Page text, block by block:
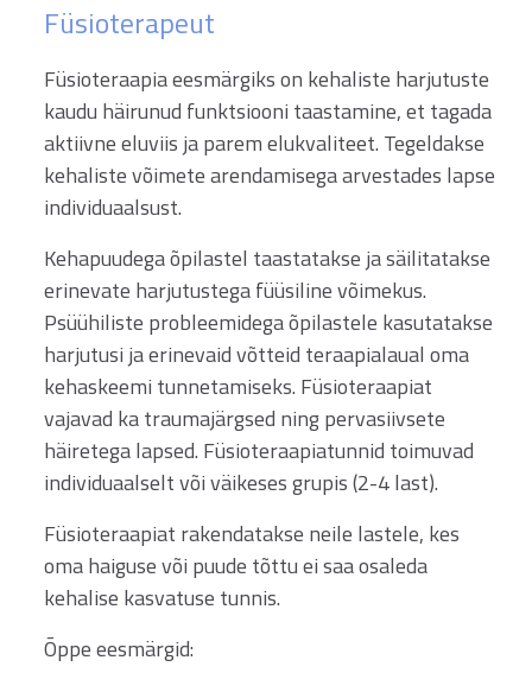
Füsioterapeut
Füsioteraapia eesmärgiks on kehaliste harjutuste
kaudu häirunud funktsiooni taastamine, et tagada
aktiivne eluviis ja parem elukvaliteet. Tegeldakse
kehaliste võimete arendamisega arvestades lapse
individuaalsust.
Kehapuudega õpilastel taastatakse ja säilitatakse
erinevate harjutustega füüsiline võimekus.
Psüühiliste probleemidega õpilastele kasutatakse
harjutusi ja erinevaid võtteid teraapialaual oma
kehaskeemi tunnetamiseks. Füsioteraapiat
vajavad ka traumajärgsed ning pervasiivsete
häiretega lapsed. Füsioteraapiatunnid toimuvad
individuaalselt või väikeses grupis (2-4 last).
Füsioteraapiat rakendatakse neile lastele, kes
oma haiguse või puude tõttu ei saa osaleda
kehalise kasvatuse tunnis.
Õppe eesmärgid: